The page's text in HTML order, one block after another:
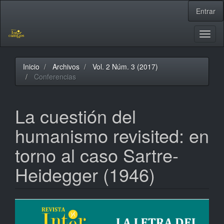
principal
Barra
lateral
Entrar
Inicio Archivos
Vol. 2 Núm. 3 (2017)
Conferencias
La cuestión del
humanismo revisited: en
torno al caso Sartre-
Heidegger (1946)
Barra